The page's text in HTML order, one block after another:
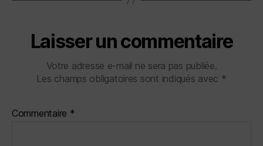
Laisser un commentaire
Votre adresse e-mail ne sera pas publiée.
Les champs obligatoires sont indiqués avec *
Commentaire *